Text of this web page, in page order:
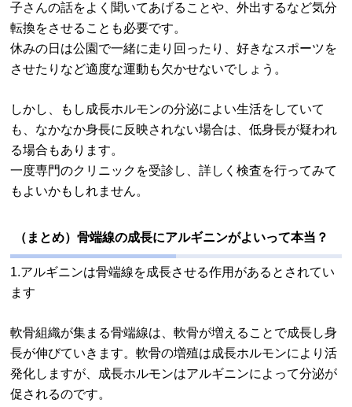
子さんの話をよく聞いてあげることや、外出するなど気分
転換をさせることも必要です。
休みの日は公園で一緒に走り回ったり、好きなスポーツを
させたりなど適度な運動も欠かせないでしょう。
しかし、もし成長ホルモンの分泌によい生活をしていて
も、なかなか身長に反映されない場合は、低身長が疑われ
る場合もあります。
一度専門のクリニックを受診し、詳しく検査を行ってみて
もよいかもしれません。
（まとめ）骨端線の成長にアルギニンがよいって本当？
1.アルギニンは骨端線を成長させる作用があるとされてい
ます
軟骨組織が集まる骨端線は、軟骨が増えることで成長し身
長が伸びていきます。軟骨の増殖は成長ホルモンにより活
発化しますが、成長ホルモンはアルギニンによって分泌が
促されるのです。